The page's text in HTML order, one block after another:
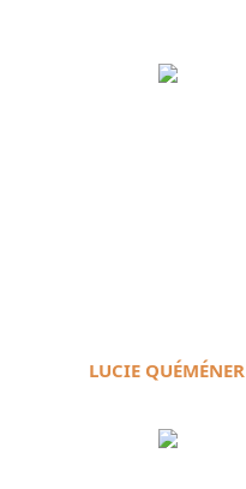
LUCIE QUÉMÉNER